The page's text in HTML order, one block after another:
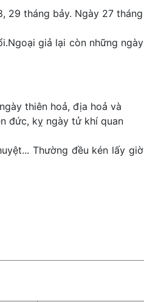
29 tháng bảy. Ngày 27 tháng
giả lại còn những ngày
thiên hoả, địa hoả và
đức, kỵ ngày tử khí quan
Thường đều kén lấy giờ